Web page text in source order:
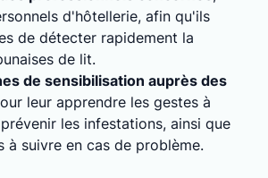
d'hôtellerie, afin qu'ils
de détecter rapidement la
de lit.
de sensibilisation auprès des
leur apprendre les gestes à
les infestations, ainsi que
à suivre en cas de problème.